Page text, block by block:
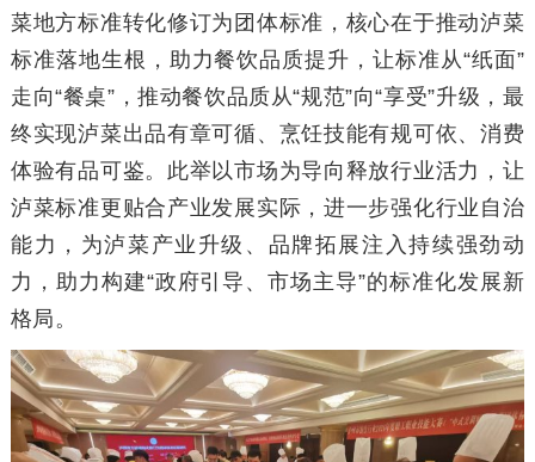
菜地方标准转化修订为团体标准，核心在于推动泸菜
标准落地生根，助力餐饮品质提升，让标准从“纸面”
走向“餐桌”，推动餐饮品质从“规范”向“享受”升级，最
终实现泸菜出品有章可循、烹饪技能有规可依、消费
体验有品可鉴。此举以市场为导向释放行业活力，让
泸菜标准更贴合产业发展实际，进一步强化行业自治
能力，为泸菜产业升级、品牌拓展注入持续强劲动
力，助力构建“政府引导、市场主导”的标准化发展新
格局。